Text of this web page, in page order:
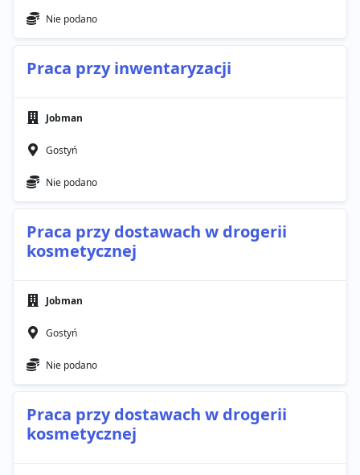
Nie podano
Praca przy inwentaryzacji
Jobman
Gostyń
Nie podano
Praca przy dostawach w drogerii
kosmetycznej
Jobman
Gostyń
Nie podano
Praca przy dostawach w drogerii
kosmetycznej